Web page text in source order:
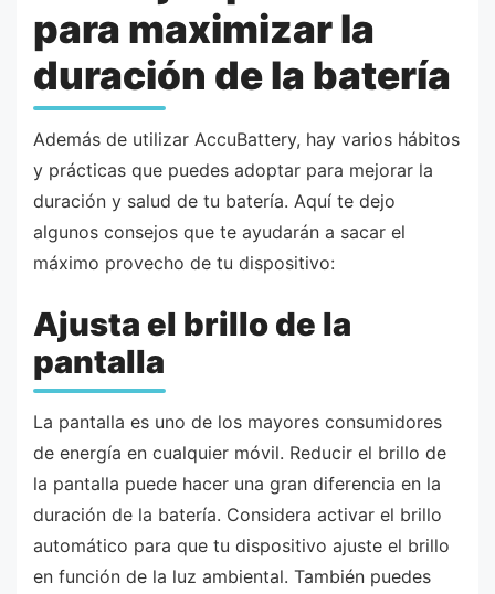
para maximizar la
duración de la batería
Además de utilizar AccuBattery, hay varios hábitos
y prácticas que puedes adoptar para mejorar la
duración y salud de tu batería. Aquí te dejo
algunos consejos que te ayudarán a sacar el
máximo provecho de tu dispositivo:
Ajusta el brillo de la
pantalla
La pantalla es uno de los mayores consumidores
de energía en cualquier móvil. Reducir el brillo de
la pantalla puede hacer una gran diferencia en la
duración de la batería. Considera activar el brillo
automático para que tu dispositivo ajuste el brillo
en función de la luz ambiental. También puedes